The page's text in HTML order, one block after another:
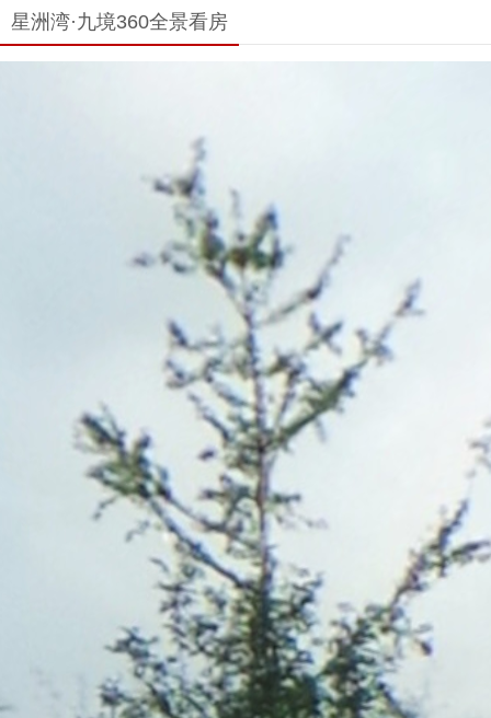
星洲湾·九境360全景看房